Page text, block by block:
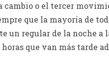
cambio o el tercer
que la mayoría de
un regular de la noche a
que van más tarde